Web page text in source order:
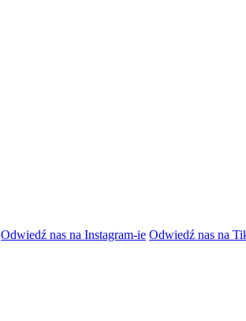
Odwiedź nas na Instagram-ie Odwiedź nas na